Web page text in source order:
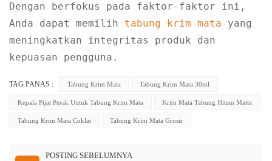
Dengan berfokus pada faktor-faktor ini,
Anda dapat memilih tabung krim mata yang
meningkatkan integritas produk dan
kepuasan pengguna.
TAG PANAS : Tabung Krim Mata Tabung Krim Mata 30ml
Kepala Pijat Perak Untuk Tabung Krim Mata Krim Mata Tabung Hitam Matte
Tabung Krim Mata Coklat Tabung Krim Mata Grosir
POSTING SEBELUMNYA